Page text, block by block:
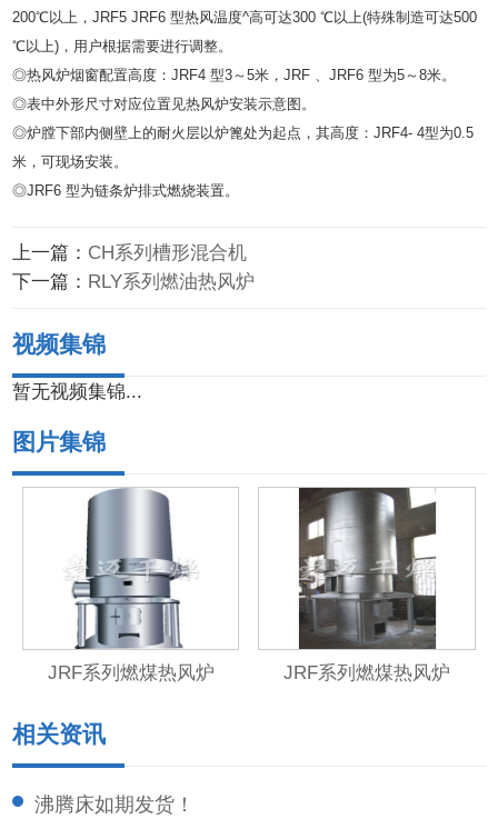
200℃以上，JRF5 JRF6 型热风温度^高可达300 ℃以上(特殊制造可达500
℃以上)，用户根据需要进行调整。
◎热风炉烟窗配置高度：JRF4 型3～5米，JRF 、JRF6 型为5～8米。
◎表中外形尺寸对应位置见热风炉安装示意图。
◎炉膛下部内侧壁上的耐火层以炉篦处为起点，其高度：JRF4- 4型为0.5
米，可现场安装。
◎JRF6 型为链条炉排式燃烧装置。
上一篇： CH系列槽形混合机
下一篇： RLY系列燃油热风炉
视频集锦
暂无视频集锦...
图片集锦
JRF系列燃煤热风炉 JRF系列燃煤热风炉
相关资讯
沸腾床如期发货！